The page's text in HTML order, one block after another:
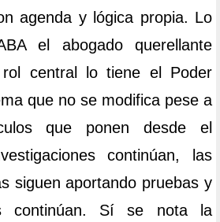
agenda y lógica propia. Lo
el abogado querellante
rol central lo tiene el Poder
que no se modifica pese a
que ponen desde el
continúan, las
siguen aportando pruebas y
continúan. Sí se nota la